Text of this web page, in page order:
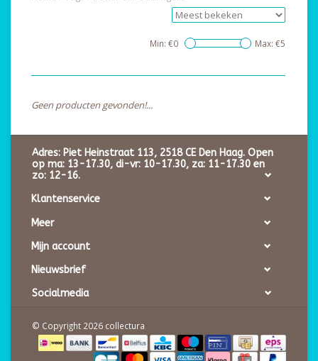
Min: €0 Max: €5
Geen producten gevonden!...
Adres: Piet Heinstraat 113, 2518 CE Den Haag. Open
op ma: 13-17.30, di-vr: 10-17.30, za: 11-17.30 en
zo: 12-16.
Klantenservice
Meer
Mijn account
Nieuwsbrief
Socialmedia
© Copyright 2026 collectura